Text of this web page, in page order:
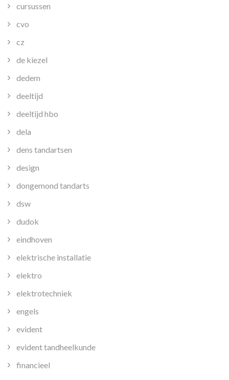
cursussen
cvo
cz
de kiezel
dedem
deeltijd
deeltijd hbo
dela
dens tandartsen
design
dongemond tandarts
dsw
dudok
eindhoven
elektrische installatie
elektro
elektrotechniek
engels
evident
evident tandheelkunde
financieel